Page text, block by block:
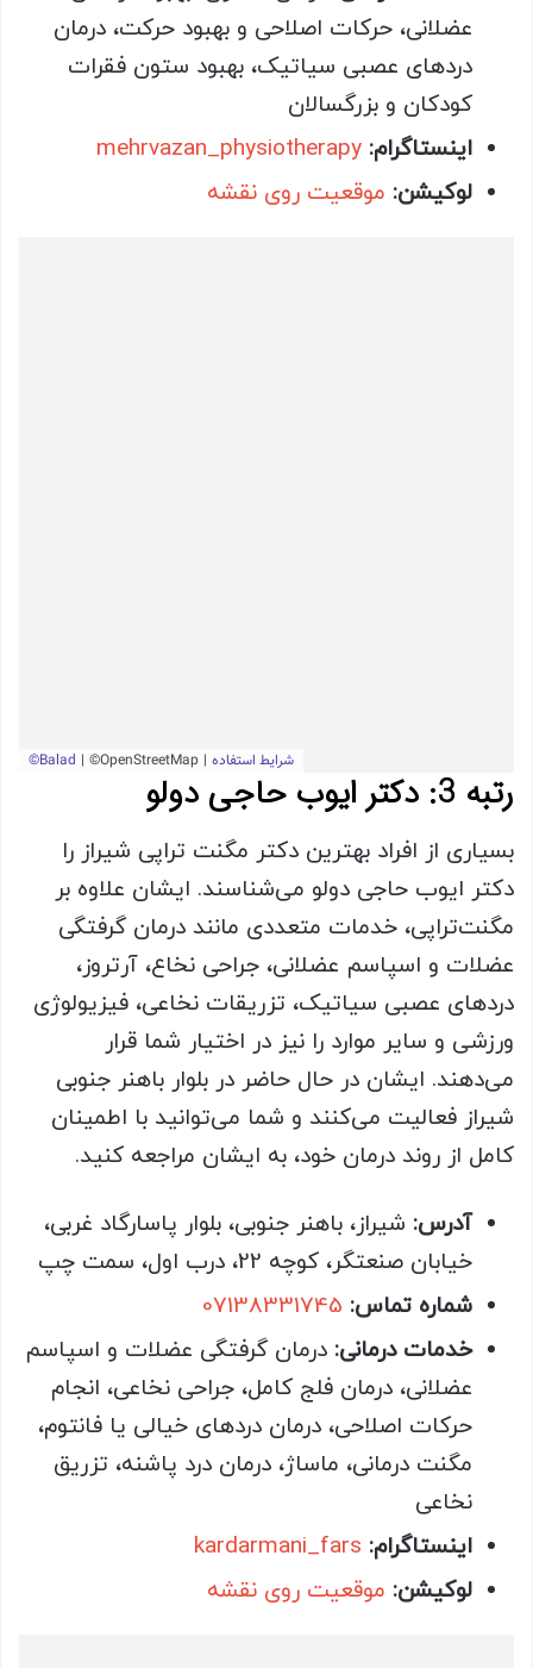
عضلانی، حرکات اصلاحی و بهبود حرکت، درمان
دردهای عصبی سیاتیک، بهبود ستون فقرات
کودکان و بزرگسالان
اینستاگرام: mehrvazan_physiotherapy
لوکیشن: موقعیت روی نقشه
رتبه 3: دکتر ایوب حاجی دولو
بسیاری از افراد بهترین دکتر مگنت تراپی شیراز را
دکتر ایوب حاجی دولو می‌شناسند. ایشان علاوه بر
مگنت‌تراپی، خدمات متعددی مانند درمان گرفتگی
عضلات و اسپاسم عضلانی، جراحی نخاع، آرتروز،
دردهای عصبی سیاتیک، تزریقات نخاعی، فیزیولوژی
ورزشی و سایر موارد را نیز در اختیار شما قرار
می‌دهند. ایشان در حال حاضر در بلوار باهنر جنوبی
شیراز فعالیت می‌کنند و شما می‌توانید با اطمینان
کامل از روند درمان خود، به ایشان مراجعه کنید.
آدرس: شیراز، باهنر جنوبی، بلوار پاسارگاد غربی،
خیابان صنعتگر، کوچه 22، درب اول، سمت چپ
شماره تماس: 07138331745
خدمات درمانی: درمان گرفتگی عضلات و اسپاسم
عضلانی، درمان فلج کامل، جراحی نخاعی، انجام
حرکات اصلاحی، درمان دردهای خیالی یا فانتوم،
مگنت درمانی، ماساژ، درمان درد پاشنه، تزریق
نخاعی
اینستاگرام: kardarmani_fars
لوکیشن: موقعیت روی نقشه